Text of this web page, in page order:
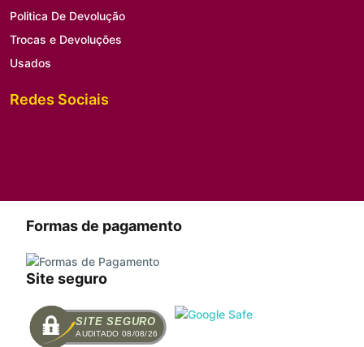
Politica De Devolução
Trocas e Devoluções
Usados
Redes Sociais
Formas de pagamento
Site seguro
SITE SEGURO
AUDITADO 08/08/26